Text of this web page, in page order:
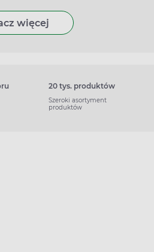
więcej
20 tys. produktów
Szeroki asortyment
produktów